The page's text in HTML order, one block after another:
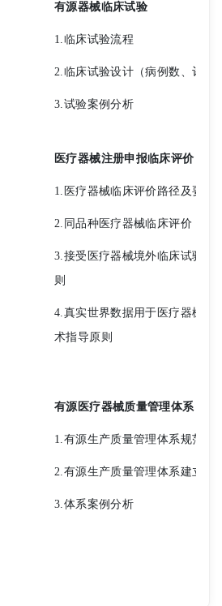
有源器械临床试验
1.临床试验流程
2.临床试验设计（病例数、评价
3.试验案例分析
医疗器械注册申报临床评价
1.医疗器械临床评价路径及要求
2.同品种医疗器械临床评价
3.接受医疗器械境外临床试验数
则
4.真实世界数据用于医疗器械临
术指导原则
有源医疗器械质量管理体系
1.有源生产质量管理体系规范要
2.有源生产质量管理体系建立流
3.体系案例分析